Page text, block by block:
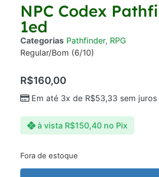
NPC Codex
1ed
Categorias Pathfinder, RPG
Regular/Bom (6/10)
R$160,00
Em até 3x de R$53,33 sem juros
à vista R$150,40 no Pix
Fora de estoque